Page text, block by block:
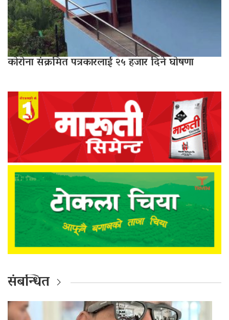
कोरोना संक्रमित पत्रकारलाई २५ हजार दिने घोषणा
संबन्धित